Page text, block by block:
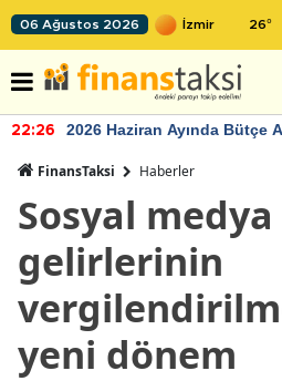
06 Ağustos 2026 26°
22:26 2026 Haziran Ayında Bütçe
FinansTaksi Haberler
Sosyal medya
gelirlerinin
yeni dönem